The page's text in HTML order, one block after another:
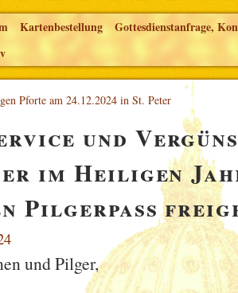
Kartenbestellung
Gottesdienstanfrage,
Pforte am 24.12.2024 in St. Peter
und
im Heiligen
Pilgerpass
und Pilger,